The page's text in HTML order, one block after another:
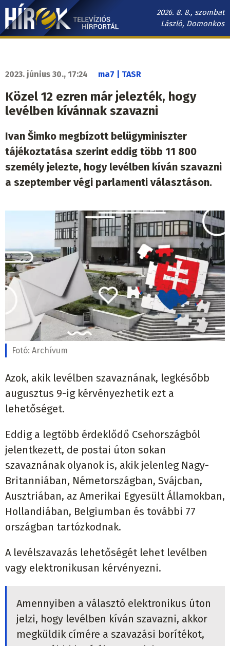
Ugrás
tartalomra
2026. 8. 8., szombat
László, Domonkos
Hírek.sk
navigáció
2023. június 30., 17:24 ma7 | TASR
Közel 12 ezren már jelezték, hogy
levélben kívánnak szavazni
Ivan Šimko megbízott belügyminiszter
tájékoztatása szerint eddig több 11 800
személy jelezte, hogy levélben kíván szavazni
a szeptember végi parlamenti választáson.
Fotó: Archívum
Azok, akik levélben szavaznának, legkésőbb
augusztus 9-ig kérvényezhetik ezt a
lehetőséget.
Eddig a legtöbb érdeklődő Csehországból
jelentkezett, de postai úton sokan
szavaznának olyanok is, akik jelenleg Nagy-
Britanniában, Németországban, Svájcban,
Ausztriában, az Amerikai Egyesült Államokban,
Hollandiában, Belgiumban és további 77
országban tartózkodnak.
A levélszavazás lehetőségét lehet levélben
vagy elektronikusan kérvényezni.
Amennyiben a választó elektronikus úton
jelzi, hogy levélben kíván szavazni, akkor
megküldik címére a szavazási borítékot,